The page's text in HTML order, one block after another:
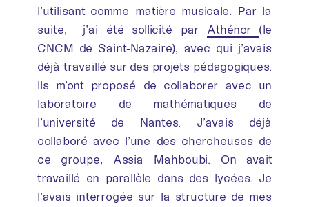
l’utilisant comme matière musicale. Par la
suite, j’ai été sollicité par Athénor (le
CNCM de Saint-Nazaire), avec qui j’avais
déjà travaillé sur des projets pédagogiques.
Ils m’ont proposé de collaborer avec un
laboratoire de mathématiques de
l’université de Nantes. J’avais déjà
collaboré avec l’une des chercheuses de
ce groupe, Assia Mahboubi. On avait
travaillé en parallèle dans des lycées. Je
l’avais interrogée sur la structure de mes